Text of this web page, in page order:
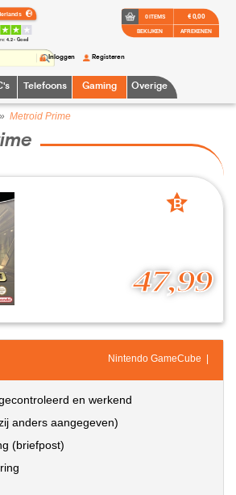
4.2 • Goed
Telefoons Gaming Overige
Inloggen Registeren
0 ITEMS
BEKIJKEN
€ 0,00
AFREKENEN
» Metroid Prime
47,99
B
Nintendo GameCube |
en werkend
anders aangegeven)
(briefpost)